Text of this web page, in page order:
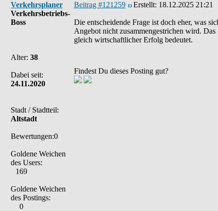
Verkehrsplaner
Verkehrsbetriebs-
Boss
Alter: 38
Dabei seit:
24.11.2020
Stadt / Stadtteil:
Altstadt
Bewertungen:0
Goldene Weichen
des Users:
169
Goldene Weichen
des Postings:
0
Beitrag #121259 Erstellt: 18.12.2025 21:21
Die entscheidende Frage ist doch eher, was
Angebot nicht zusammengestrichen wird.
gleich wirtschaftlicher Erfolg bedeutet.
Findest Du dieses Posting gut?